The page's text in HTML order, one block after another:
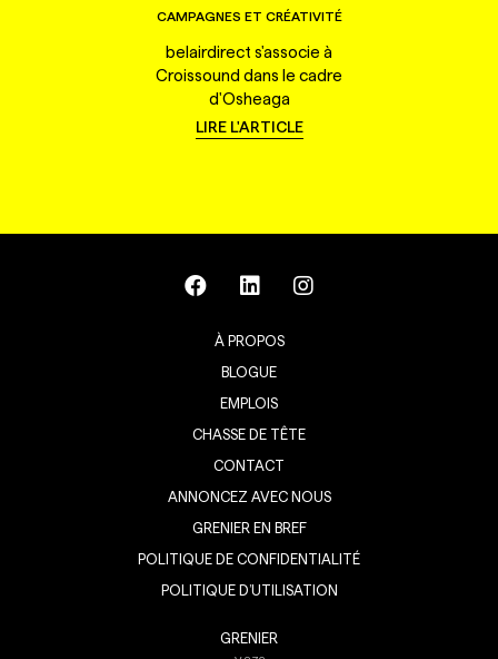
CAMPAGNES ET CRÉATIVITÉ
belairdirect s'associe à
Croissound dans le cadre
d'Osheaga
LIRE L'ARTICLE
À PROPOS
BLOGUE
EMPLOIS
CHASSE DE TÊTE
CONTACT
ANNONCEZ AVEC NOUS
GRENIER EN BREF
POLITIQUE DE CONFIDENTIALITÉ
POLITIQUE D’UTILISATION
GRENIER